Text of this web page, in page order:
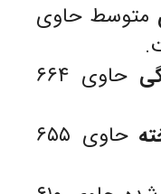
متوسط حاوی
حاوی ۶۶۴
حاوی ۶۵۵